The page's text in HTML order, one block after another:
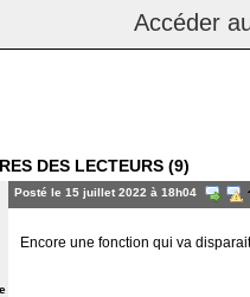
Accéder
DES LECTEURS (9)
Posté le 15 juillet 2022 à 18h04
Encore une fonction qui va